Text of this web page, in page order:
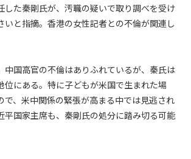
した秦剛氏が、汚職の疑いで取り調べを受け
いと指摘。香港の女性記者との不倫が関連し
国高官の不倫はありふれているが、秦氏は
位にある。特に子どもが米国で生まれた場
で、米中関係の緊張が高まる中では見逃され
平国家主席も、秦剛氏の処分に踏み切る可能